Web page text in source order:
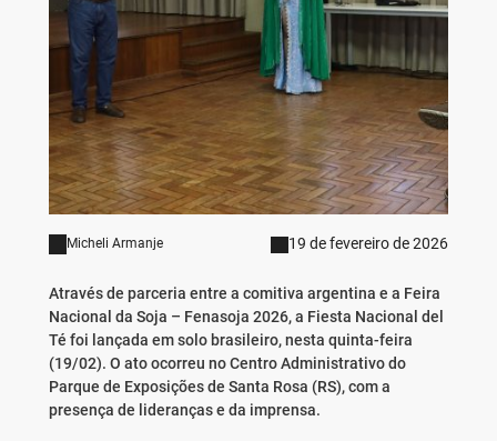
Micheli Armanje 19 de fevereiro de 2026
Através de parceria entre a comitiva argentina e a Feira
Nacional da Soja – Fenasoja 2026, a Fiesta Nacional del
Té foi lançada em solo brasileiro, nesta quinta-feira
(19/02). O ato ocorreu no Centro Administrativo do
Parque de Exposições de Santa Rosa (RS), com a
presença de lideranças e da imprensa.